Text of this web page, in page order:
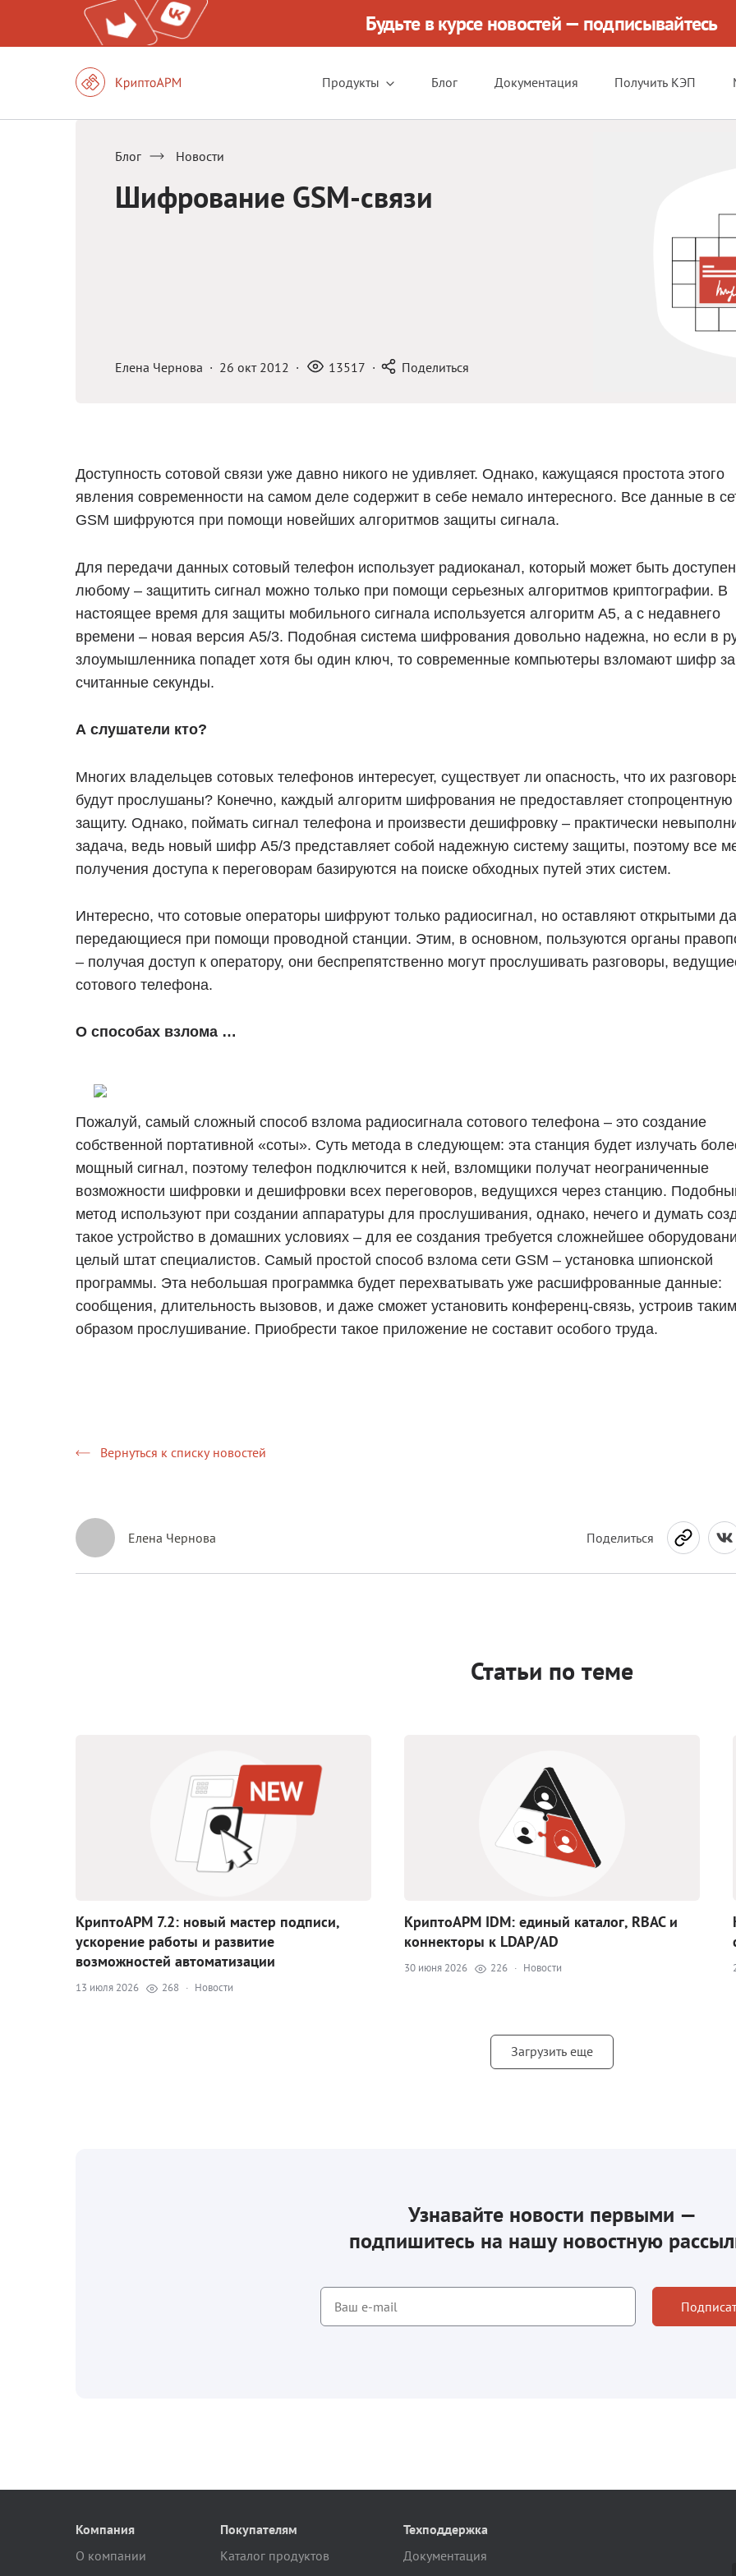
Будьте в курсе новостей — подписывайтесь
Продукты Блог Документация Получить КЭП
Блог Новости
Шифрование GSM-связи
Елена Чернова · 26 окт 2012 · 13517 · Поделиться
Доступность сотовой связи уже давно никого не удивляет. Однако, кажущаяся простота этого
явления современности на самом деле содержит в себе немало интересного. Все данные в
GSM шифруются при помощи новейших алгоритмов защиты сигнала.
Для передачи данных сотовый телефон использует радиоканал, который может быть доступен
любому – защитить сигнал можно только при помощи серьезных алгоритмов криптографии. В
настоящее время для защиты мобильного сигнала используется алгоритм А5, а с недавнего
времени – новая версия А5/3. Подобная система шифрования довольно надежна, но если в
злоумышленника попадет хотя бы один ключ, то современные компьютеры взломают шифр за
считанные секунды.
А слушатели кто?
Многих владельцев сотовых телефонов интересует, существует ли опасность, что их
будут прослушаны? Конечно, каждый алгоритм шифрования не предоставляет стопроцентную
защиту. Однако, поймать сигнал телефона и произвести дешифровку – практически
задача, ведь новый шифр А5/3 представляет собой надежную систему защиты, поэтому все
получения доступа к переговорам базируются на поиске обходных путей этих систем.
Интересно, что сотовые операторы шифруют только радиосигнал, но оставляют открытыми
передающиеся при помощи проводной станции. Этим, в основном, пользуются органы
– получая доступ к оператору, они беспрепятственно могут прослушивать разговоры,
сотового телефона.
О способах взлома …
Пожалуй, самый сложный способ взлома радиосигнала сотового телефона – это создание
собственной портативной «соты». Суть метода в следующем: эта станция будет излучать
мощный сигнал, поэтому телефон подключится к ней, взломщики получат неограниченные
возможности шифровки и дешифровки всех переговоров, ведущихся через станцию.
метод используют при создании аппаратуры для прослушивания, однако, нечего и думать
такое устройство в домашних условиях – для ее создания требуется сложнейшее
целый штат специалистов. Самый простой способ взлома сети GSM – установка шпионской
программы. Эта небольшая программка будет перехватывать уже расшифрованные данные:
сообщения, длительность вызовов, и даже сможет установить конференц-связь, устроив таким
образом прослушивание. Приобрести такое приложение не составит особого труда.
Вернуться к списку новостей
Елена Чернова Поделиться
Статьи по теме
КриптоАРМ 7.2: новый мастер подписи,
ускорение работы и развитие
возможностей автоматизации
13 июля 2026 268 · Новости
КриптоАРМ IDM: единый каталог, RBAC и
коннекторы к LDAP/AD
30 июня 2026 226 · Новости
Загрузить еще
Узнавайте новости первыми —
подпишитесь на нашу новостную
Компания
О компании
Покупателям
Каталог продуктов
Техподдержка
Документация